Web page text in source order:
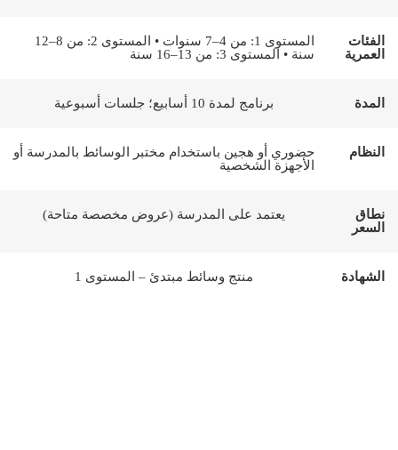
الفئات
العمرية
المستوى 1: من 4–7 سنوات • المستوى 2: من 8–12
سنة • المستوى 3: من 13–16 سنة
المدة برنامج لمدة 10 أسابيع؛ جلسات أسبوعية
النظام
حضوري أو هجين باستخدام مختبر الوسائط بالمدرسة أو
الأجهزة الشخصية
نطاق
السعر
يعتمد على المدرسة (عروض مخصصة متاحة)
الشهادة منتج وسائط مبتدئ – المستوى 1